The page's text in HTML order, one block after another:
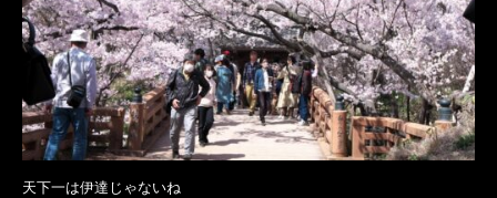
天下一は伊達じゃないね